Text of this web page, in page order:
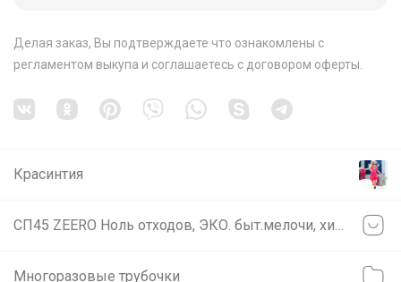
Делая заказ, Вы подтверждаете что ознакомлены с
регламентом выкупа и соглашаетесь с договором оферты
Красинтия
Многоразовые трубочки